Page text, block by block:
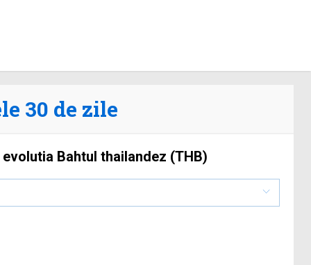
30 de zile
Bahtul thailandez (THB)